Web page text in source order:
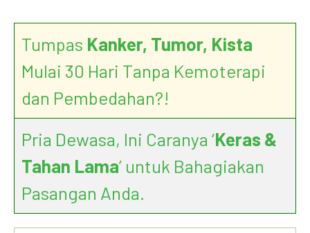
Tumpas Kanker, Tumor, Kista
Mulai 30 Hari Tanpa Kemoterapi
dan Pembedahan?!
Pria Dewasa, Ini Caranya ‘Keras &
Tahan Lama’ untuk Bahagiakan
Pasangan Anda.